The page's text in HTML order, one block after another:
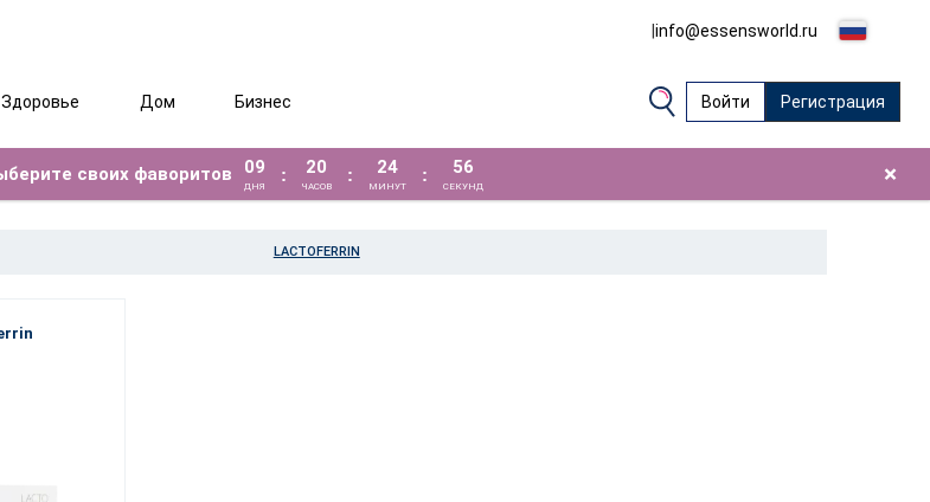
|info@essensworld.ru
Здоровье Дом Бизнес Войти Регистрация
своих фаворитов 09
ДНЯ
: 20
ЧАСОВ
: 24
МИНУТ
: 55
СЕКУНД ×
LACTOFERRIN